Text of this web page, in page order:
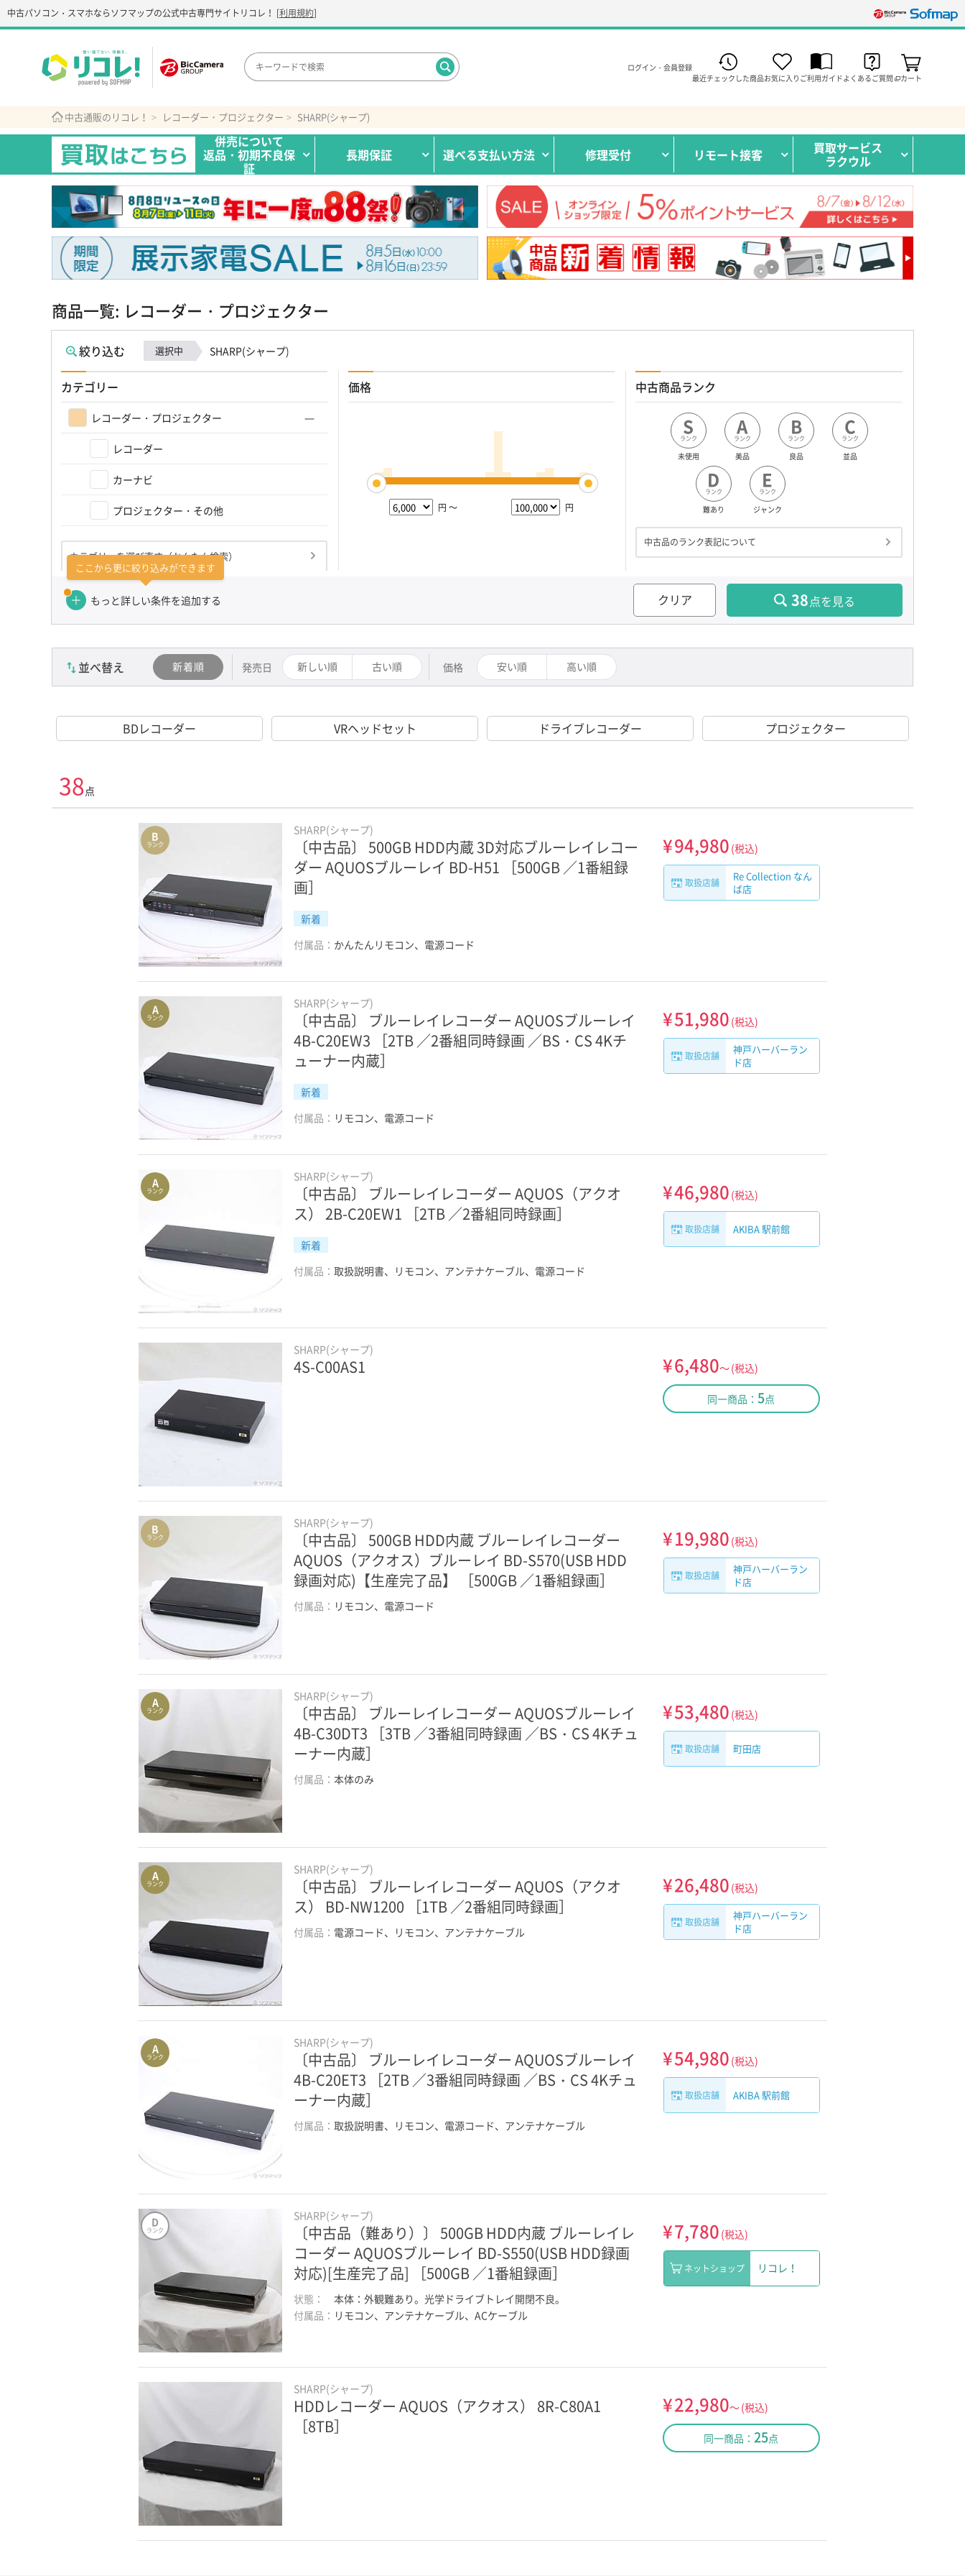
中古パソコン・スマホならソフマップの公式中古専門サイト リコレ！ [利用規約]
ログイン・会員登録
最近チェックした商品お気に入り ご利用ガイドよくあるご質問 カート
中古通販のリコレ！ レコーダー・プロジェクター SHARP(シャープ)
併売について
返品・初期不良保
証
長期保証 選べる支払い方法 修理受付 リモート接客 買取サービス
ラクウル
商品一覧: レコーダー・プロジェクター
絞り込む 選択中 SHARP(シャープ)
カテゴリー
レコーダー・プロジェクター
レコーダー
カーナビ
プロジェクター・その他
カテゴリーを選び直す（かんたん検索）
価格
円 ～ 円
中古商品ランク
S
ランク
未使用
A
ランク
美品
B
ランク
良品
C
ランク
並品
D
ランク
難あり
E
ランク
ジャンク
中古品のランク表記について
ここから更に絞り込みができます
もっと詳しい条件を追加する クリア 38点を見る
並べ替え 新着順 発売日 新しい順 古い順 価格 安い順 高い順
BDレコーダー VRヘッドセット ドライブレコーダー プロジェクター
38点
B
ランク
SHARP(シャープ)
〔中古品〕 500GB HDD内蔵 3D対応ブルーレイレコー
ダー AQUOSブルーレイ BD-H51 ［500GB ／1番組録
画］
新着
付属品： かんたんリモコン、電源コード
¥94,980 (税込)
取扱店舗
Re Collection なん
ば店
A
ランク
SHARP(シャープ)
〔中古品〕 ブルーレイレコーダー AQUOSブルーレイ
4B-C20EW3 ［2TB ／2番組同時録画 ／BS・CS 4Kチ
ューナー内蔵］
新着
付属品： リモコン、電源コード
¥51,980 (税込)
取扱店舗
神戸ハーバーラン
ド店
A
ランク
SHARP(シャープ)
〔中古品〕 ブルーレイレコーダー AQUOS（アクオ
ス） 2B-C20EW1 ［2TB ／2番組同時録画］
新着
付属品：取扱説明書、リモコン、アンテナケーブル、電源コード
¥46,980 (税込)
取扱店舗 AKIBA 駅前館
SHARP(シャープ)
4S-C00AS1 ¥6,480～(税込)
同一商品：5点
B
ランク
SHARP(シャープ)
〔中古品〕 500GB HDD内蔵 ブルーレイレコーダー
AQUOS（アクオス）ブルーレイ BD-S570(USB HDD
録画対応)【生産完了品】 ［500GB ／1番組録画］
付属品： リモコン、電源コード
¥19,980 (税込)
取扱店舗
神戸ハーバーラン
ド店
A
ランク
SHARP(シャープ)
〔中古品〕 ブルーレイレコーダー AQUOSブルーレイ
4B-C30DT3 ［3TB ／3番組同時録画 ／BS・CS 4Kチュ
ーナー内蔵］
付属品：本体のみ
¥53,480 (税込)
取扱店舗 町田店
A
ランク
SHARP(シャープ)
〔中古品〕 ブルーレイレコーダー AQUOS（アクオ
ス） BD-NW1200 ［1TB ／2番組同時録画］
付属品： 電源コード、リモコン、アンテナケーブル
¥26,480 (税込)
取扱店舗
神戸ハーバーラン
ド店
A
ランク
SHARP(シャープ)
〔中古品〕 ブルーレイレコーダー AQUOSブルーレイ
4B-C20ET3 ［2TB ／3番組同時録画 ／BS・CS 4Kチュ
ーナー内蔵］
付属品：取扱説明書、リモコン、電源コード、アンテナケーブル
¥54,980 (税込)
取扱店舗 AKIBA 駅前館
D
ランク
SHARP(シャープ)
〔中古品（難あり）〕 500GB HDD内蔵 ブルーレイレ
コーダー AQUOSブルーレイ BD-S550(USB HDD録画
対応)[生産完了品] ［500GB ／1番組録画］
状態：
本体：外観難あり。光学ドライブトレイ開閉不良。
付属品： リモコン、アンテナケーブル、ACケーブル
¥7,780 (税込)
ネットショップ リコレ！
SHARP(シャープ)
HDDレコーダー AQUOS（アクオス） 8R-C80A1
［8TB］
¥22,980～(税込)
同一商品： 25点